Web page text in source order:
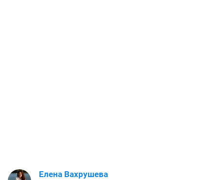
Елена Вахрушева